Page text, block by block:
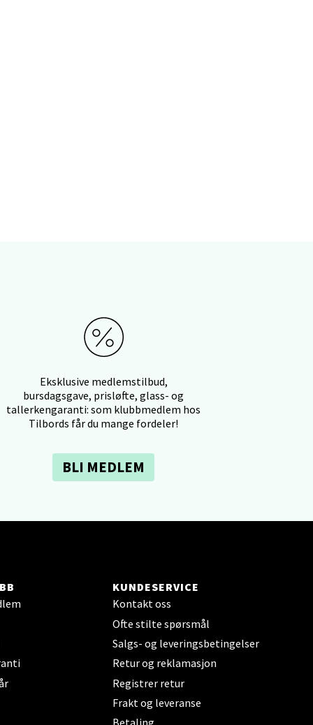
Eksklusive medlemstilbud,
bursdagsgave, prisløfte, glass- og
tallerkengaranti: som klubbmedlem hos
Tilbords får du mange fordeler!
BLI MEDLEM
KUNDESERVICE
Kontakt oss
Ofte stilte spørsmål
Salgs- og leveringsbetingelser
Retur og reklamasjon
Registrer retur
Frakt og leveranse